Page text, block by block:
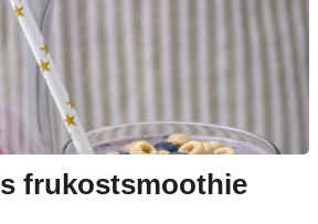
frukostsmoothie